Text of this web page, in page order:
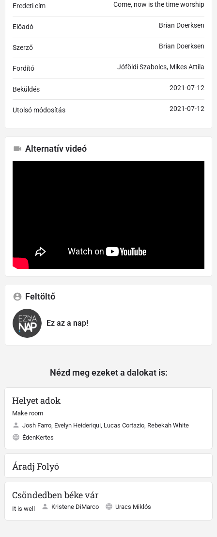
Eredeti cím Come, now is the time worship
Előadó Brian Doerksen
Szerző Brian Doerksen
Fordító Jóföldi Szabolcs, Mikes Attila
Beküldés 2021-07-12
Utolsó módosítás 2021-07-12
Alternatív videó
Feltöltő
Ez az a nap!
Nézd meg ezeket a dalokat is:
Helyet adok
Make room
Josh Farro, Evelyn Heideriqui, Lucas Cortazio, Rebekah White
ÉdenKertes
Áradj Folyó
Csöndedben béke vár
It is well Kristene DiMarco Uracs Miklós